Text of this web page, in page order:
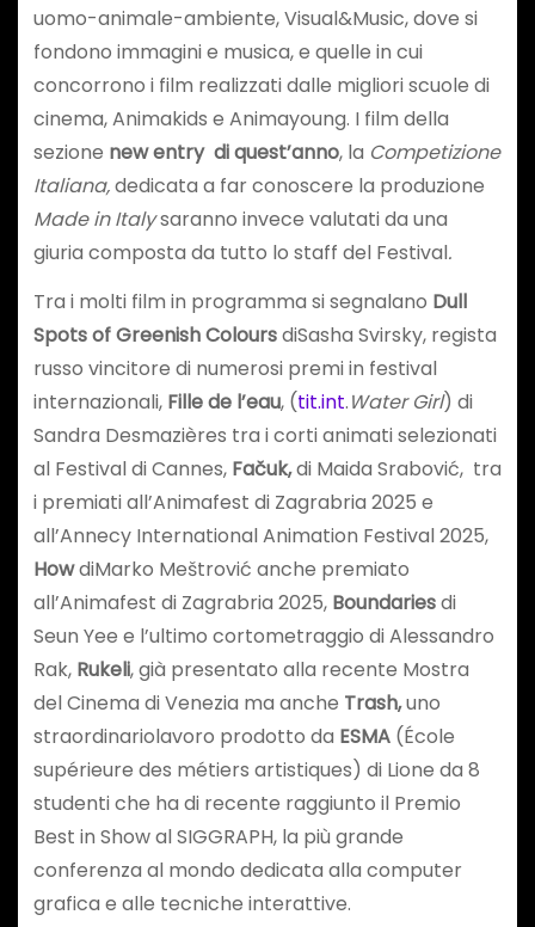
uomo-animale-ambiente, Visual&Music, dove si
fondono immagini e musica, e quelle in cui
concorrono i film realizzati dalle migliori scuole di
cinema, Animakids e Animayoung. I film della
sezione new entry di quest’anno, la Competizione
Italiana,dedicata a far conoscere la produzione
Made in Italysaranno invece valutati da una
giuria composta da tutto lo staff del Festival.
Tra i molti film in programma si segnalano Dull
Spots of Greenish ColoursdiSasha Svirsky, regista
russo vincitore di numerosi premi in festival
internazionali, Fille de l’eau, (tit.int.Water Girl) di
Sandra Desmazières tra i corti animati selezionati
al Festival di Cannes, Fačuk,di Maida Srabović, tra
i premiati all’Animafest di Zagrabria 2025 e
all’Annecy International Animation Festival 2025,
HowdiMarko Meštrović anche premiato
all’Animafest di Zagrabria 2025, Boundariesdi
Seun Yee e l’ultimo cortometraggio di Alessandro
Rak, Rukeli, già presentato alla recente Mostra
del Cinema di Venezia ma anche Trash,uno
straordinariolavoro prodotto da ESMA (École
supérieure des métiers artistiques) di Lione da 8
studenti che ha di recente raggiunto il Premio
Best in Show al SIGGRAPH, la più grande
conferenza al mondo dedicata alla computer
grafica e alle tecniche interattive.